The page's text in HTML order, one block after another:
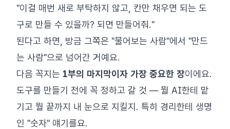
"이걸 매번 새로 부탁하지 않고, 칸만 채우면 되는 도
구로 만들 수 있을까? 되면 만들어줘."
된다고 하면, 방금 그쪽은 "물어보는 사람"에서 "만드
는 사람"으로 넘어간 거예요.
다음 꼭지는 1부의 마지막이자 가장 중요한 장이에요.
도구를 만들기 전에 꼭 정하고 갈 것 — 뭘 AI한테 맡
기고 뭘 끝까지 내 눈으로 지킬지. 특히 경리한테 생명
인 "숫자" 얘기를요.